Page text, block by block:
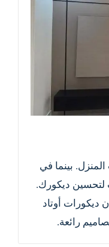
بينما في
لتحسين ديكورك.
ديكورات أوتاد
رائعة.